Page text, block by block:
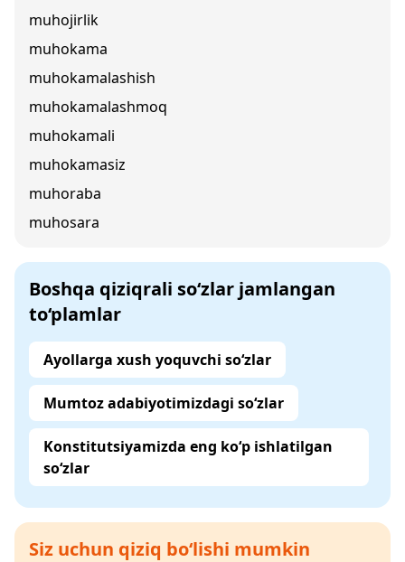
muhojirlik
muhokama
muhokamalashish
muhokamalashmoq
muhokamali
muhokamasiz
muhoraba
muhosara
Boshqa qiziqrali so‘zlar jamlangan
to‘plamlar
Ayollarga xush yoquvchi so‘zlar
Mumtoz adabiyotimizdagi so‘zlar
Konstitutsiyamizda eng ko‘p ishlatilgan
so‘zlar
Siz uchun qiziq bo‘lishi mumkin